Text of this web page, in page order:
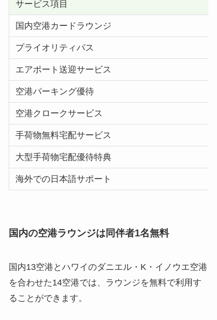
サービス項目
国内空港カードラウンジ
プライオリティパス
エアポート送迎サービス
空港パーキング優待
空港クロークサービス
手荷物無料宅配サービス
大型手荷物宅配優待特典
海外での日本語サポート
国内の空港ラウンジは同伴者1名無料
国内13空港とハワイのダニエル・K・イノウエ空港
を合わせた14空港では、ラウンジを無料で利用す
ることができます。